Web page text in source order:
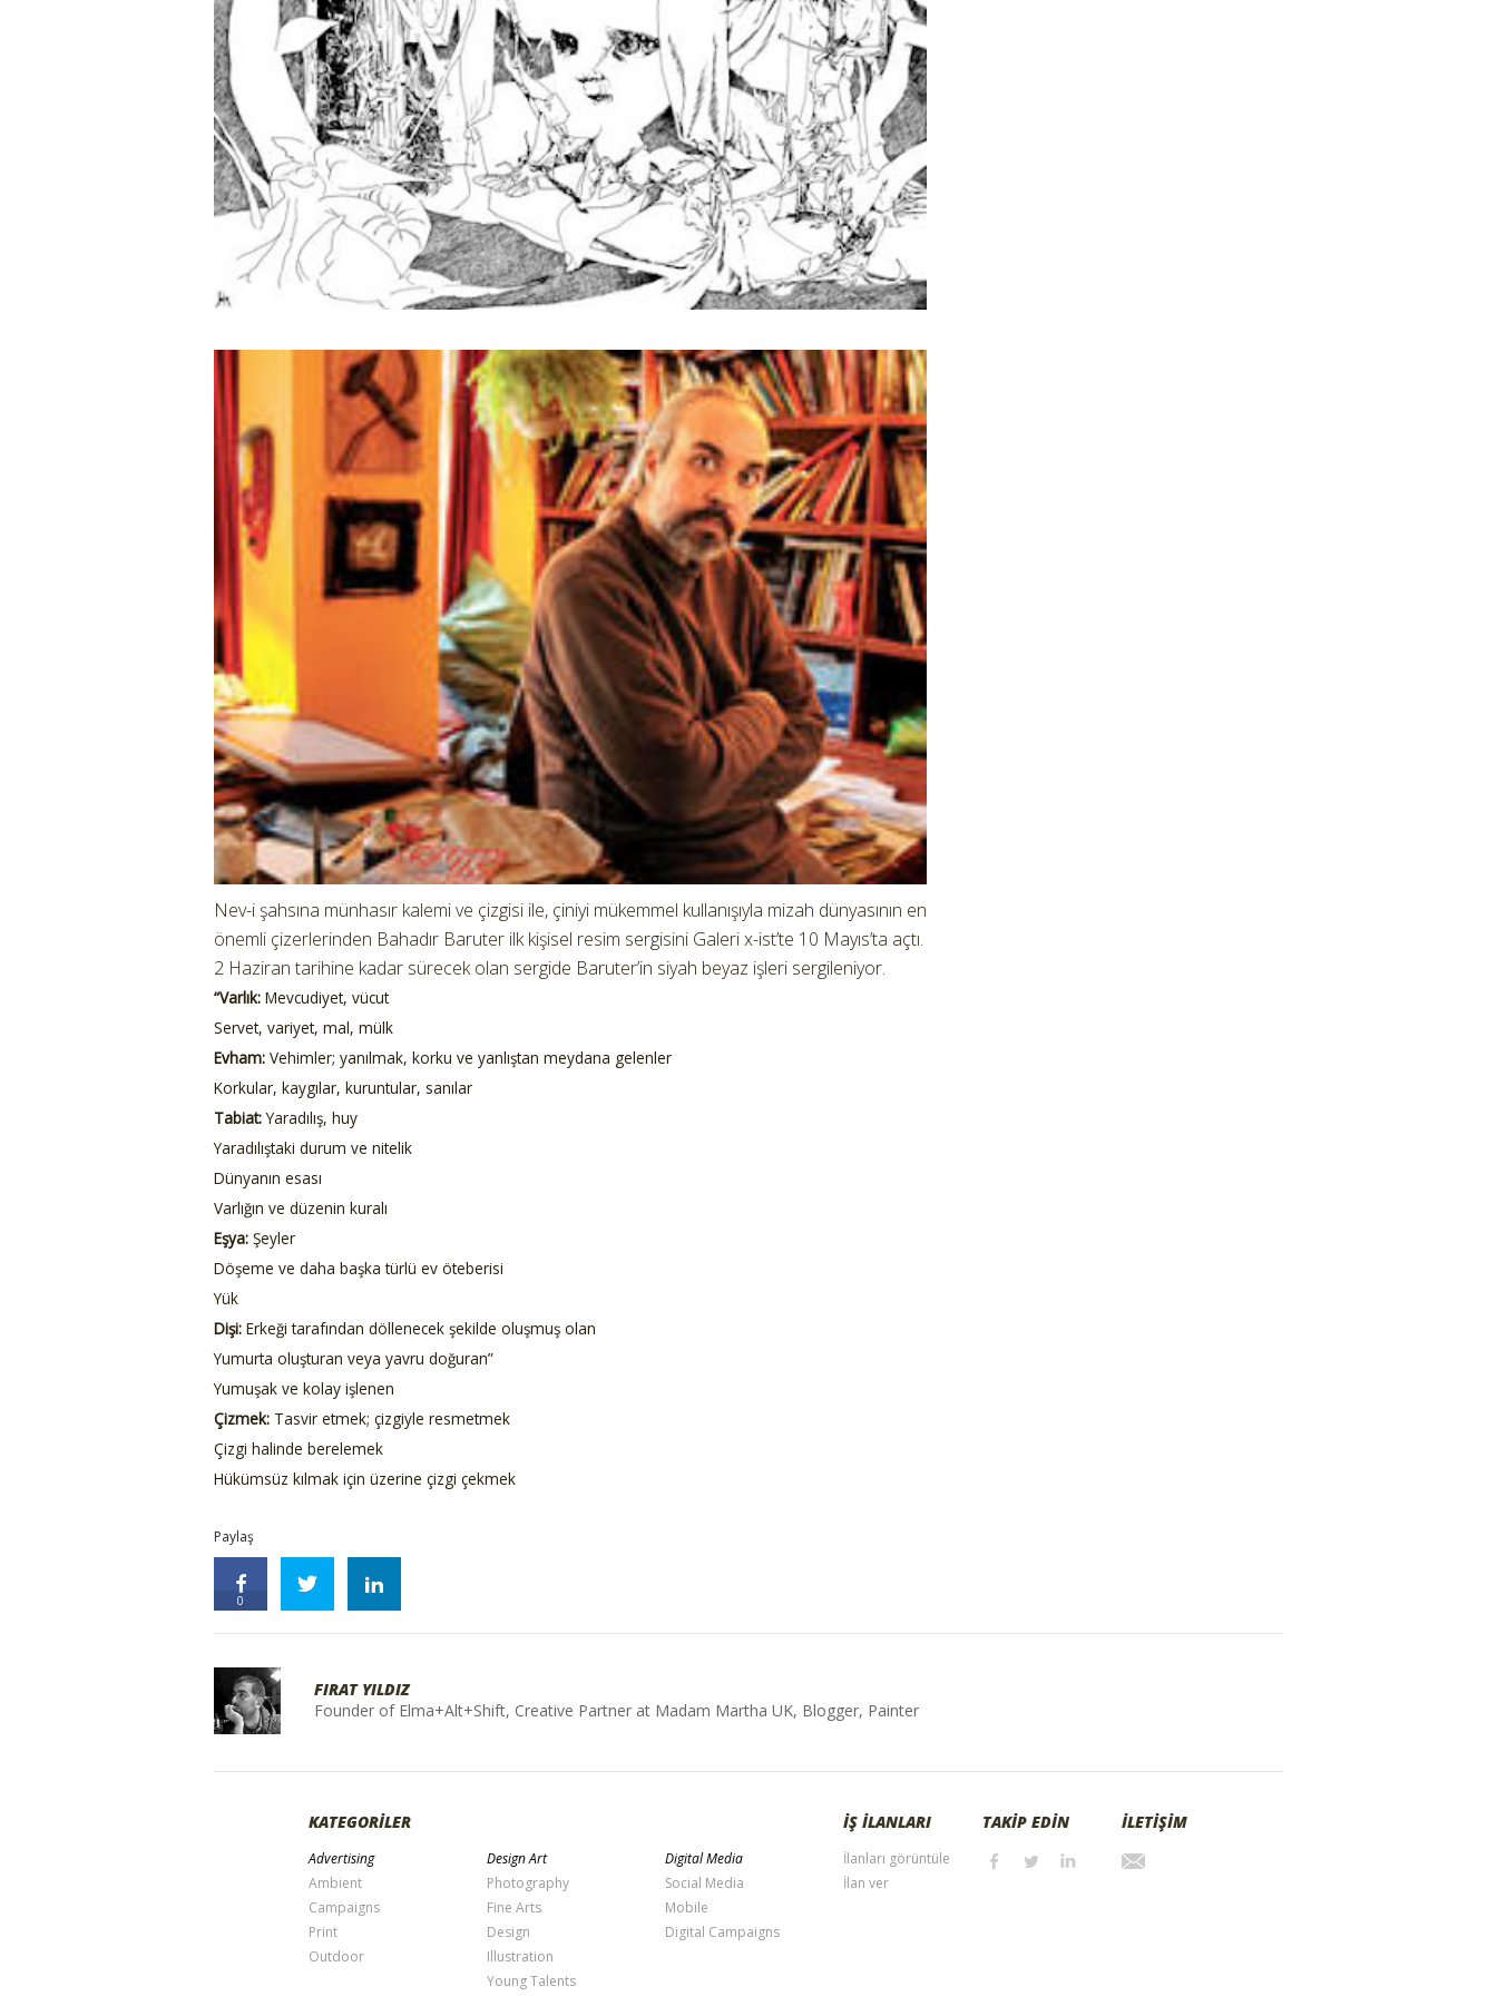
Nev-i şahsına münhasır kalemi ve çizgisi ile, çiniyi mükemmel kullanışıyla mizah dünyasının en
önemli çizerlerinden Bahadır Baruter ilk kişisel resim sergisini Galeri x-ist’te 10 Mayıs’ta açtı.
2 Haziran tarihine kadar sürecek olan sergide Baruter’in siyah beyaz işleri sergileniyor.
“Varlık: Mevcudiyet, vücut
Servet, variyet, mal, mülk
Evham: Vehimler; yanılmak, korku ve yanlıştan meydana gelenler
Korkular, kaygılar, kuruntular, sanılar
Tabiat:Yaradılış, huy
Yaradılıştaki durum ve nitelik
Dünyanın esası
Varlığın ve düzenin kuralı
Eşya: Şeyler
Döşeme ve daha başka türlü ev öteberisi
Yük
Dişi: Erkeği tarafından döllenecek şekilde oluşmuş olan
Yumurta oluşturan veya yavru doğuran”
Yumuşak ve kolay işlenen
Çizmek: Tasvir etmek; çizgiyle resmetmek
Çizgi halinde berelemek
Hükümsüz kılmak için üzerine çizgi çekmek
Paylaş
0
FIRAT YILDIZ
Founder of Elma+Alt+Shift, Creative Partner at Madam Martha UK, Blogger, Painter
KATEGORİLER
Advertising
Ambient
Campaigns
Print
Outdoor
Design Art
Photography
Fine Arts
Design
Illustration
Young Talents
Digital Media
Social Media
Mobile
Digital Campaigns
İŞ İLANLARI
İlanları görüntüle
İlan ver
TAKİP EDİN İLETİŞİM